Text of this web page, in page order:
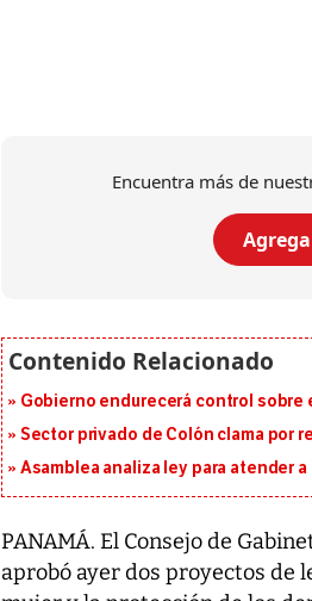
Encuentra más de
Gobierno endurecerá control sobre
Sector privado de Colón clama por
Asamblea analiza ley para atender
PANAMÁ. El Consejo de
aprobó ayer dos proyectos de